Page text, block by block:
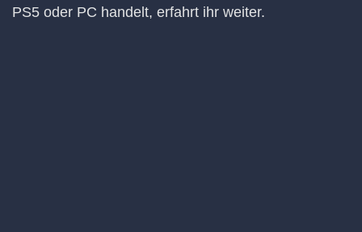
PS5 oder PC handelt, erfahrt ihr weiter.